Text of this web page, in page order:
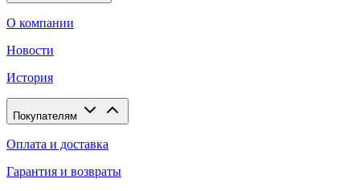
О компании
Новости
История
Покупателям
Оплата и доставка
Гарантия и возвраты